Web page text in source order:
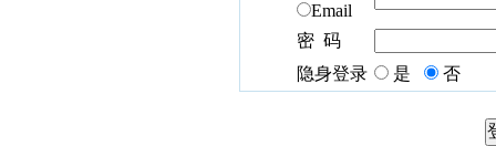
Email
密 码
隐身登录
是 否